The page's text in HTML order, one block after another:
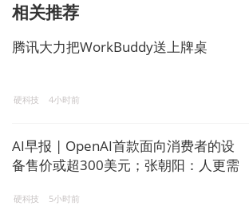
相关推荐
腾讯大力把WorkBuddy送上牌桌
硬科技 4小时前
AI早报 | OpenAI首款面向消费者的设
备售价或超300美元；张朝阳：人更需
硬科技 5小时前